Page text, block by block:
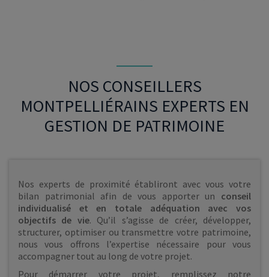
NOS CONSEILLERS
MONTPELLIÉRAINS EXPERTS EN
GESTION DE PATRIMOINE
Nos experts de proximité établiront avec vous votre
bilan patrimonial afin de vous apporter un conseil
individualisé et en totale adéquation avec vos
objectifs de vie. Qu’il s’agisse de créer, développer,
structurer, optimiser ou transmettre votre patrimoine,
nous vous offrons l’expertise nécessaire pour vous
accompagner tout au long de votre projet.
Pour démarrer votre projet, remplissez notre